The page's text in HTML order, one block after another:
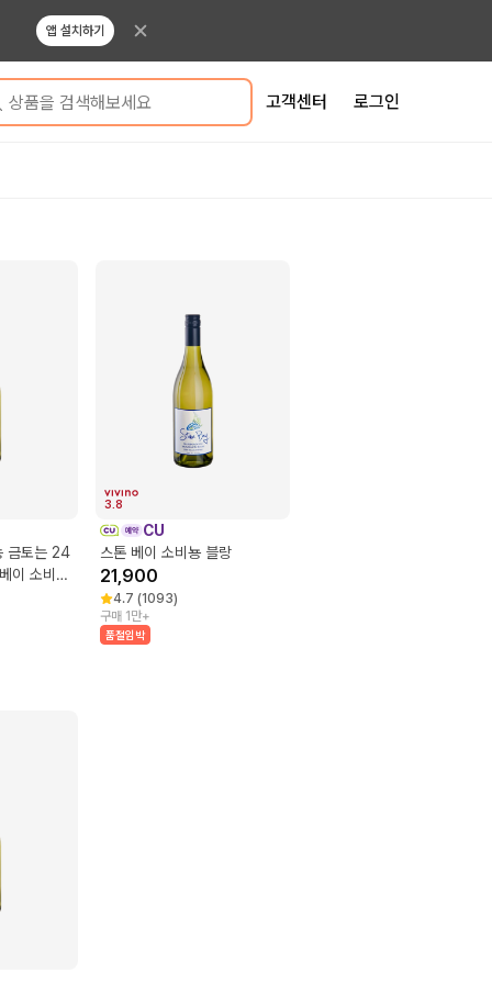
앱 설치하기
상품을 검색해보세요 고객센터 로그인
금토는 24
이 소비뇽
3.8
CU
스톤 베이 소비뇽 블랑
21,900
4.7 (1093)
구매 1만+
품절임박